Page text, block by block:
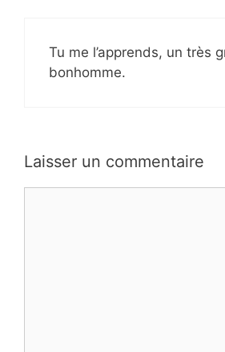
Tu me l’apprends, un très
bonhomme.
Laisser un commentaire